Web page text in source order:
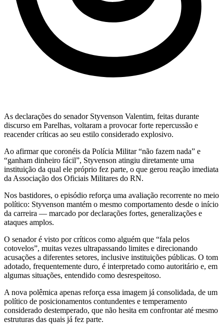
As declarações do senador Styvenson Valentim, feitas durante
discurso em Parelhas, voltaram a provocar forte repercussão e
reacender críticas ao seu estilo considerado explosivo.
Ao afirmar que coronéis da Polícia Militar “não fazem nada” e
“ganham dinheiro fácil”, Styvenson atingiu diretamente uma
instituição da qual ele próprio fez parte, o que gerou reação imediata
da Associação dos Oficiais Militares do RN.
Nos bastidores, o episódio reforça uma avaliação recorrente no meio
político: Styvenson mantém o mesmo comportamento desde o início
da carreira — marcado por declarações fortes, generalizações e
ataques amplos.
O senador é visto por críticos como alguém que “fala pelos
cotovelos”, muitas vezes ultrapassando limites e direcionando
acusações a diferentes setores, inclusive instituições públicas. O tom
adotado, frequentemente duro, é interpretado como autoritário e, em
algumas situações, entendido como desrespeitoso.
A nova polêmica apenas reforça essa imagem já consolidada, de um
político de posicionamentos contundentes e temperamento
considerado destemperado, que não hesita em confrontar até mesmo
estruturas das quais já fez parte.